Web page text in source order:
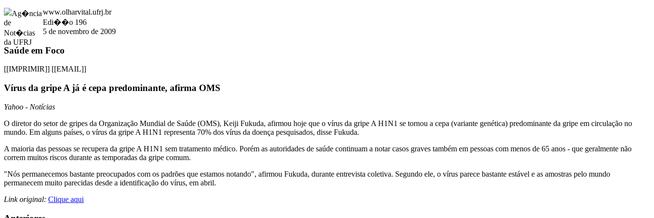
www.olharvital.ufrj.br
Edi��o 196
5 de novembro de 2009
Saúde em Foco
[[IMPRIMIR]] [[EMAIL]]
Vírus da gripe A já é cepa predominante, afirma OMS
Yahoo - Notícias
O diretor do setor de gripes da Organização Mundial de Saúde (OMS), Keiji Fukuda, afirmou hoje que o vírus da gripe A H1N1 se tornou a cepa (variante genética) predominante da gripe em circulação no
mundo. Em alguns países, o vírus da gripe A H1N1 representa 70% dos vírus da doença pesquisados, disse Fukuda.
A maioria das pessoas se recupera da gripe A H1N1 sem tratamento médico. Porém as autoridades de saúde continuam a notar casos graves também em pessoas com menos de 65 anos - que geralmente não
correm muitos riscos durante as temporadas da gripe comum.
"Nós permanecemos bastante preocupados com os padrões que estamos notando", afirmou Fukuda, durante entrevista coletiva. Segundo ele, o vírus parece bastante estável e as amostras pelo mundo
permanecem muito parecidas desde a identificação do vírus, em abril.
Link original: Clique aqui